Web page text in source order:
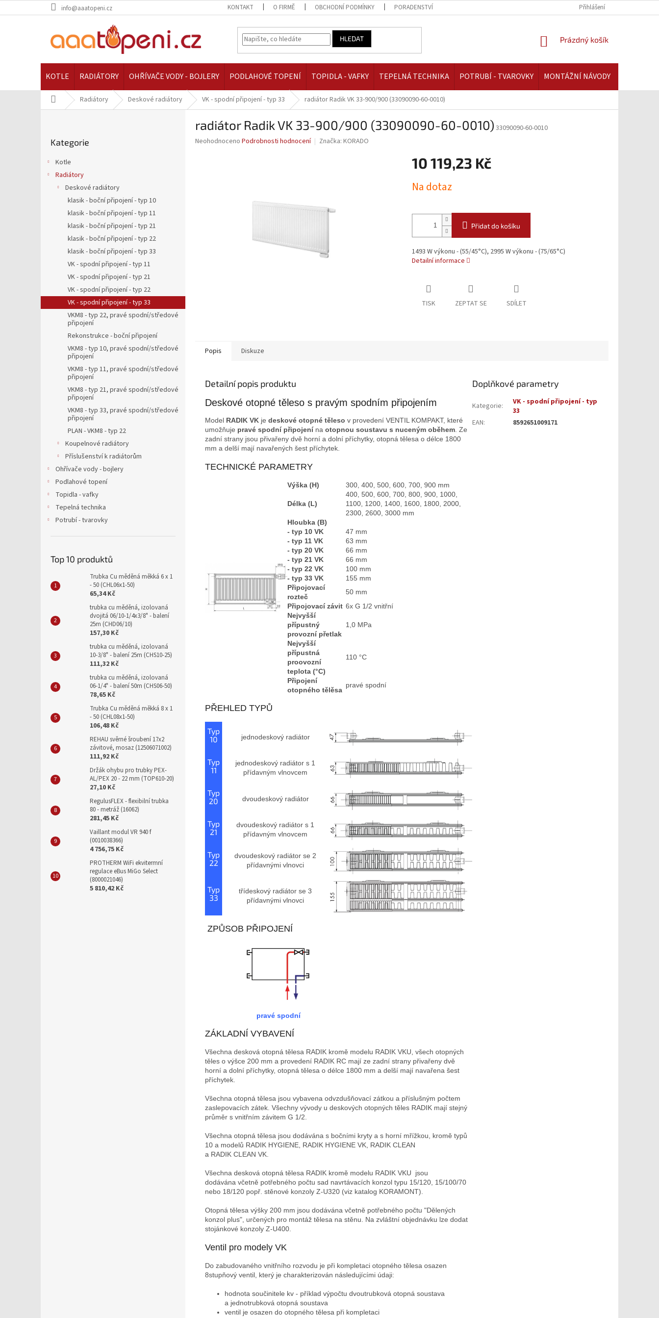
na
info@aaatopeni.cz KONTAKT O FIRMĚ OBCHODNÍ PODMÍNKY PORADENSTVÍ PLATBA A DOPRAVA |
Přihlášení
HLEDAT
NÁKUPNÍ
Prázdný košík
KOTLE RADIÁTORY OHŘÍVAČE VODY - BOJLERY PODLAHOVÉ TOPENÍ TOPIDLA - VAFKY TEPELNÁ TECHNIKA POTRUBÍ - TVAROVKY MONTÁŽNÍ NÁVODY
Domů Radiátory Deskové radiátory VK - spodní připojení - typ 33 radiátor Radik VK 33-900/900 (33090090-60-0010)
kategorie
Kategorie
Kotle
Radiátory
Deskové radiátory
klasik - boční připojení - typ 10
klasik - boční připojení - typ 11
klasik - boční připojení - typ 21
klasik - boční připojení - typ 22
klasik - boční připojení - typ 33
VK - spodní připojení - typ 11
VK - spodní připojení - typ 21
VK - spodní připojení - typ 22
VK - spodní připojení - typ 33
VKM8 - typ 22, pravé spodní/středové
připojení
Rekonstrukce - boční připojení
VKM8 - typ 10, pravé spodní/středové
připojení
VKM8 - typ 11, pravé spodní/středové
připojení
VKM8 - typ 21, pravé spodní/středové
připojení
VKM8 - typ 33, pravé spodní/středové
připojení
PLAN - VKM8 - typ 22
Koupelnové radiátory
Příslušenství k radiátorům
Ohřívače vody - bojlery
Podlahové topení
Topidla - vafky
Tepelná technika
Potrubí - tvarovky
Top 10 produktů
Trubka Cu měděná měkká 6 x 1
- 50 (CHL06x1-50)
65,34 Kč
trubka cu měděná, izolovaná
dvojitá 06/10-1/4x3/8" - balení
25m (CHD06/10)
157,30 Kč
trubka cu měděná, izolovaná
10-3/8" - balení 25m (CHS10-25)
111,32 Kč
trubka cu měděná, izolovaná
06-1/4" - balení 50m (CHS06-50)
78,65 Kč
Trubka Cu měděná měkká 8 x 1
- 50 (CHL08x1-50)
106,48 Kč
REHAU svěrné šroubení 17x2
závitové, mosaz (12506071002)
111,92 Kč
Držák ohybu pro trubky PEX-
AL/PEX 20 - 22 mm (TOP610-20)
27,10 Kč
RegulusFLEX - flexibilní trubka
80 - metráž (16062)
281,45 Kč
Vaillant modul VR 940 f
(0010038366)
4 756,75 Kč
PROTHERM WiFi ekvitermní
regulace eBus MiGo Select
(8000021046)
5 810,42 Kč
radiátor Radik VK 33-900/900 (33090090-60-0010) 33090090-60-0010
Průměrné
Neohodnoceno Podrobnosti hodnocení Značka: KORADO
10 119,23 Kč
cena:
Na dotaz
Přidat do košíku
1493 W výkonu - (55/45°C), 2995 W výkonu - (75/65°C)
Detailní informace
TISK ZEPTAT SE SDÍLET
Popis Diskuze
Detailní popis produktu
Deskové otopné těleso s pravým spodním připojením
Model RADIK VK je deskové otopné těleso v provedení VENTIL KOMPAKT, které
umožňuje pravé spodní připojenína otopnou soustavu s nuceným oběhem . Ze
zadní strany jsou přivařeny dvě horní a dolní příchytky, otopná tělesa o délce 1800
mm a delší mají navařených šest příchytek.
TECHNICKÉ PARAMETRY
Výška (H) 300, 400, 500, 600, 700, 900 mm
Délka (L)
400, 500, 600, 700, 800, 900, 1000,
1100, 1200, 1400, 1600, 1800, 2000,
2300, 2600, 3000 mm
Hloubka (B)
- typ 10 VK
47 mm
- typ 11 VK
63 mm
- typ 20 VK
66 mm
- typ 21 VK
66 mm
- typ 22 VK
100 mm
- typ 33 VK
155 mm
Připojovací
rozteč
50 mm
Připojovací závit 6x G 1/2 vnitřní
Nejvyšší
přípustný
provozní přetlak
1,0 MPa
Nejvyšší
přípustná
proovozní
teplota (°C)
110 °C
Připojení
otopného tělěsa
pravé spodní
PŘEHLED TYPŮ
Typ
10
jednodeskový radiátor
Typ
11
jednodeskový radiátor s 1
přídavným vlnovcem
Typ
20
dvoudeskový radiátor
Typ
21
dvoudeskový radiátor s 1
přídavným vlnovcem
Typ
22
dvoudeskový radiátor se 2
přídavnými vlnovci
Typ
33
třídeskový radiátor se 3
přídavnými vlnovci
ZPŮSOB PŘIPOJENÍ
pravé spodní
ZÁKLADNÍ VYBAVENÍ
Všechna desková otopná tělesa RADIK kromě modelu RADIK VKU, všech otopných
těles o výšce 200 mm a provedení RADIK RC mají ze zadní strany přivařeny dvě
horní a dolní příchytky, otopná tělesa o délce 1800 mm a delší mají navařena šest
příchytek.
Všechna otopná tělesa jsou vybavena odvzdušňovací zátkou a příslušným počtem
zaslepovacích zátek. Všechny vývody u deskových otopných těles RADIK mají stejný
průměr s vnitřním závitem G 1/2.
Všechna otopná tělesa jsou dodávána s bočními kryty a s horní mřížkou, kromě typů
10 a modelů RADIK HYGIENE, RADIK HYGIENE VK, RADIK CLEAN
a RADIK CLEAN VK.
Všechna desková otopná tělesa RADIK kromě modelu RADIK VKU jsou
dodávána včetně potřebného počtu sad navrtávacích konzol typu 15/120, 15/100/70
nebo 18/120 popř. stěnové konzoly Z-U320 (viz katalog KORAMONT).
Otopná tělesa výšky 200 mm jsou dodávána včetně potřebného počtu "Dělených
konzol plus", určených pro montáž tělesa na stěnu. Na zvláštní objednávku lze dodat
stojánkové konzoly Z-U400.
Ventil pro modely VK
Do zabudovaného vnitřního rozvodu je při kompletaci otopného tělesa osazen
8stupňový ventil, který je charakterizován následujícími údaji:
hodnota součinitele kv - příklad výpočtu dvoutrubková otopná soustava
a jednotrubková otopná soustava
ventil je osazen do otopného tělesa při kompletaci
Doplňkové parametry
Kategorie:
VK - spodní připojení - typ
33
EAN: 8592651009171